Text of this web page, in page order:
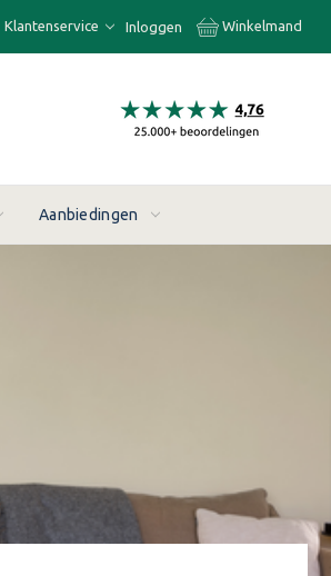
Klantenservice Inloggen Winkelmand
Aanbiedingen